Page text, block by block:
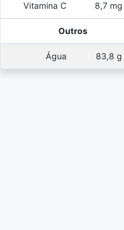
Vitamina C 8,7 mg
Outros
Água 83,8 g